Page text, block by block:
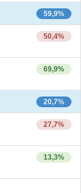
59,9%
50,4%
69,9%
20,7%
27,7%
13,3%